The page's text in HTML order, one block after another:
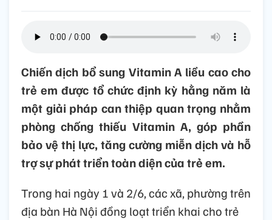
Chiến dịch bổ sung Vitamin A liều cao cho
trẻ em được tổ chức định kỳ hằng năm là
một giải pháp can thiệp quan trọng nhằm
phòng chống thiếu Vitamin A, góp phần
bảo vệ thị lực, tăng cường miễn dịch và hỗ
trợ sự phát triển toàn diện của trẻ em.
Trong hai ngày 1 và 2/6, các xã, phường trên
địa bàn Hà Nội đồng loạt triển khai cho trẻ